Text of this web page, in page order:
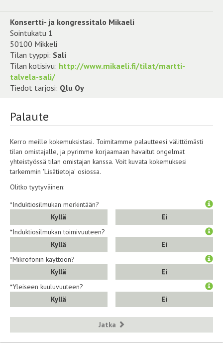
Konsertti- ja kongressitalo Mikaeli
Sointukatu 1
50100 Mikkeli
Tilan tyyppi: Sali
Tilan kotisivu: http://www.mikaeli.fi/tilat/martti-
talvela-sali/
Tiedot tarjosi: Qlu Oy
Palaute
Kerro meille kokemuksistasi. Toimitamme palautteesi välittömästi
tilan omistajalle, ja pyrimme korjaamaan havaitut ongelmat
yhteistyössä tilan omistajan kanssa. Voit kuvata kokemuksesi
tarkemmin 'Lisätietoja' osiossa.
Olitko tyytyväinen:
*Induktiosilmukan merkintään?
Kyllä
Ei
*Induktiosilmukan toimivuuteen?
Kyllä
Ei
*Mikrofonin käyttöön?
Kyllä
Ei
*Yleiseen kuuluvuuteen?
Kyllä
Ei
Jatka